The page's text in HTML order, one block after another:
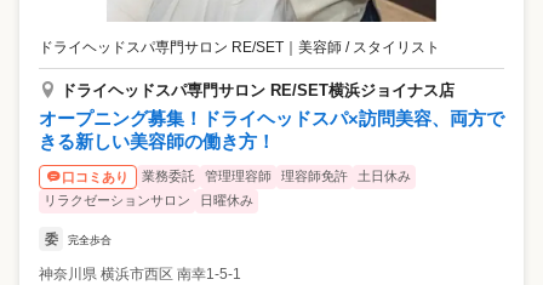
ドライヘッドスパ専門サロン RE/SET ｜ 美容師 / スタイリスト
ドライヘッドスパ専門サロン RE/SET横浜ジョイナス店
オープニング募集！ドライヘッドスパ×訪問美容、両方で
きる新しい美容師の働き方！
口コミあり 業務委託 管理理容師 理容師免許
土日休み
リラクゼーションサロン
日曜休み
委 完全歩合
神奈川県 横浜市西区 南幸1-5-1